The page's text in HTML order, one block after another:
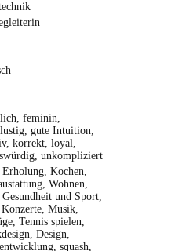
feminin,
gute Intuition,
korrekt, loyal,
unkompliziert
Kochen,
Wohnen,
und Sport,
Musik,
Tennis spielen,
Design,
squash,